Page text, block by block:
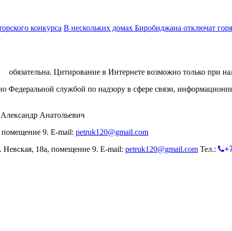
конкурса В нескольких домах Биробиджана отключат
обязательна. Цитирование в Интернете возможно только при
Федеральной службой по надзору в сфере связи,
Анатольевич
9. E-mail: petruk120@gmail.com
18а, помещение 9. E-mail: petruk120@gmail.com Тел.: